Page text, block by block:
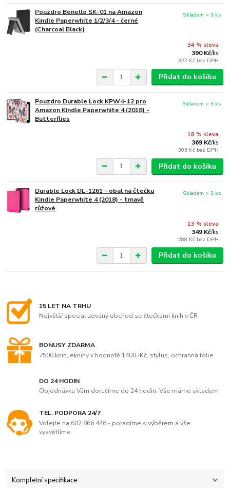
Pouzdro Benello SK-01 na Amazon
Kindle Paperwhite 1/2/3/4 - černé
(Charcoal Black)
34 % sleva
390 Kč/ks
322 Kč bez DPH
Skladem > 3 ks
Přidat do košíku
Pouzdro Durable Lock KPW4-12 pro
Amazon Kindle Paperwhite 4 (2018) -
Butterflies
18 % sleva
369 Kč/ks
305 Kč bez DPH
Skladem > 3 ks
Přidat do košíku
Durable Lock DL-1261 - obal na čtečku
Kindle Paperwhite 4 (2018) - tmavě
růžové
13 % sleva
349 Kč/ks
288 Kč bez DPH
Skladem > 3 ks
Přidat do košíku
15 LET NA TRHU
Největší specializovaný obchod se čtečkami knih v ČR
BONUSY ZDARMA
7500 knih, eknihy v hodnotě 1400,-Kč, stylus, ochranná fólie
DO 24 HODIN
Objednávku Vám doručíme do 24 hodin. Vše máme skladem
TEL. PODPORA 24/7
Volejte na 602 866 446 - poradíme s výběrem a vše
vysvětlíme
Kompletní specifikace